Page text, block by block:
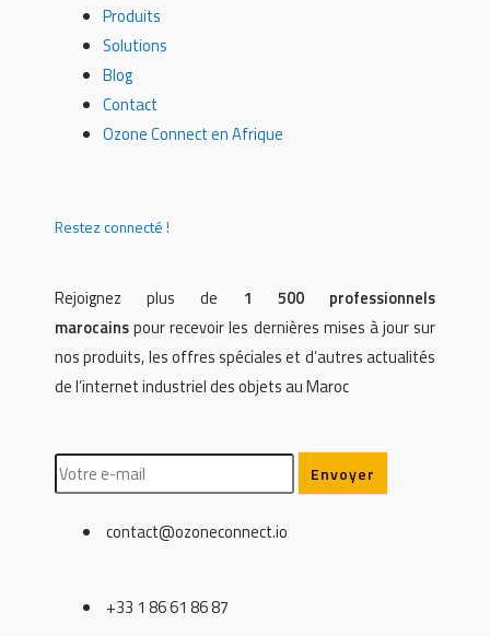
Produits
Solutions
Blog
Contact
Ozone Connect en Afrique
Restez connecté !
Rejoignez plus de 1 500 professionnels
marocainspour recevoir les dernières mises à jour sur
nos produits, les offres spéciales et d’autres actualités
de l’internet industriel des objets au Maroc
contact@ozoneconnect.io
+33 1 86 61 86 87